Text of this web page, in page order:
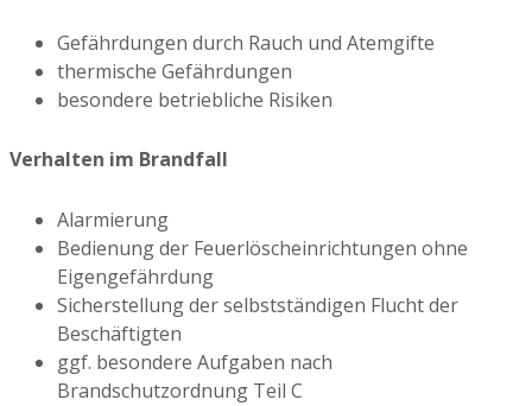
Gefährdungen durch Rauch und Atemgifte
thermische Gefährdungen
besondere betriebliche Risiken
Verhalten im Brandfall
Alarmierung
Bedienung der Feuerlöscheinrichtungen ohne
Eigengefährdung
Sicherstellung der selbstständigen Flucht der
Beschäftigten
ggf. besondere Aufgaben nach
Brandschutzordnung Teil C